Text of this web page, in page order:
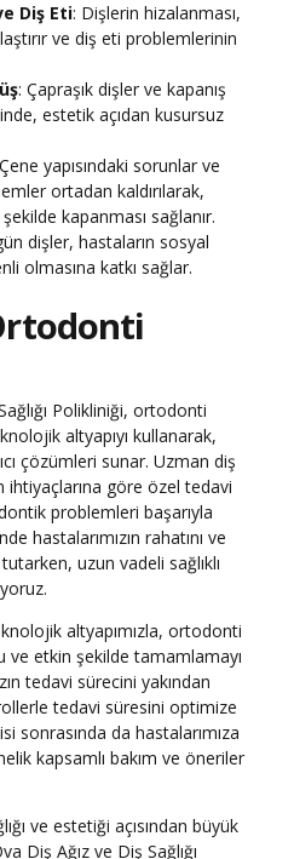
Diş Eti: Dişlerin hizalanması,
ve diş eti problemlerinin
: Çapraşık dişler ve kapanış
estetik açıdan kusursuz
yapısındaki sorunlar ve
ortadan kaldırılarak,
kapanması sağlanır.
dişler, hastaların sosyal
olmasına katkı sağlar.
Polikliniği, ortodonti
altyapıyı kullanarak,
çözümleri sunar. Uzman diş
ihtiyaçlarına göre özel tedavi
problemleri başarıyla
hastalarımızın rahatını ve
uzun vadeli sağlıklı
altyapımızla, ortodonti
etkin şekilde tamamlamayı
tedavi sürecini yakından
tedavi süresini optimize
sonrasında da hastalarımıza
kapsamlı bakım ve öneriler
ve estetiği açısından büyük
Diş Ağız ve Diş Sağlığı